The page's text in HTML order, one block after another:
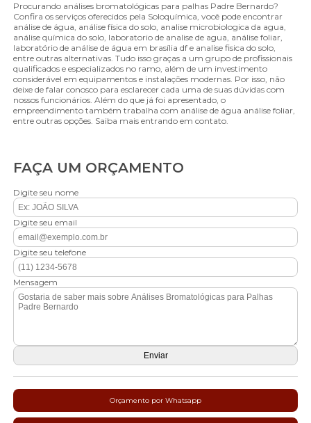
Procurando análises bromatológicas para palhas Padre Bernardo?
Confira os serviços oferecidos pela Soloquímica, você pode encontrar
análise de água, análise física do solo, analise microbiologica da agua,
análise química do solo, laboratorio de analise de agua, análise foliar,
laboratório de análise de água em brasília df e analise fisica do solo,
entre outras alternativas. Tudo isso graças a um grupo de profissionais
qualificados e especializados no ramo, além de um investimento
considerável em equipamentos e instalações modernas. Por isso, não
deixe de falar conosco para esclarecer cada uma de suas dúvidas com
nossos funcionários. Além do que já foi apresentado, o
empreendimento também trabalha com análise de água análise foliar,
entre outras opções. Saiba mais entrando em contato.
FAÇA UM ORÇAMENTO
Digite seu nome
Digite seu email
Digite seu telefone
Mensagem
Orçamento por Whatsapp